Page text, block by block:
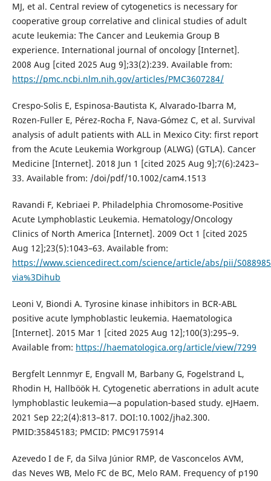
MJ, et al. Central review of cytogenetics is necessary for
cooperative group correlative and clinical studies of adult
acute leukemia: The Cancer and Leukemia Group B
experience. International journal of oncology [Internet].
2008 Aug [cited 2025 Aug 9];33(2):239. Available from:
https://pmc.ncbi.nlm.nih.gov/articles/PMC3607284/
Crespo-Solis E, Espinosa-Bautista K, Alvarado-Ibarra M,
Rozen-Fuller E, Pérez-Rocha F, Nava-Gómez C, et al. Survival
analysis of adult patients with ALL in Mexico City: first report
from the Acute Leukemia Workgroup (ALWG) (GTLA). Cancer
Medicine [Internet]. 2018 Jun 1 [cited 2025 Aug 9];7(6):2423–
33. Available from: /doi/pdf/10.1002/cam4.1513
Ravandi F, Kebriaei P. Philadelphia Chromosome-Positive
Acute Lymphoblastic Leukemia. Hematology/Oncology
Clinics of North America [Internet]. 2009 Oct 1 [cited 2025
Aug 12];23(5):1043–63. Available from:
https://www.sciencedirect.com/science/article/abs/pii/
via%3Dihub
Leoni V, Biondi A. Tyrosine kinase inhibitors in BCR-ABL
positive acute lymphoblastic leukemia. Haematologica
[Internet]. 2015 Mar 1 [cited 2025 Aug 12];100(3):295–9.
Available from: https://haematologica.org/article/view/7299
Bergfelt Lennmyr E, Engvall M, Barbany G, Fogelstrand L,
Rhodin H, Hallböök H. Cytogenetic aberrations in adult acute
lymphoblastic leukemia—a population‑based study. eJHaem.
2021 Sep 22;2(4):813–817. DOI:10.1002/jha2.300.
PMID:35845183; PMCID: PMC9175914
Azevedo I de F, da Silva Júnior RMP, de Vasconcelos AVM,
das Neves WB, Melo FC de BC, Melo RAM. Frequency of p190